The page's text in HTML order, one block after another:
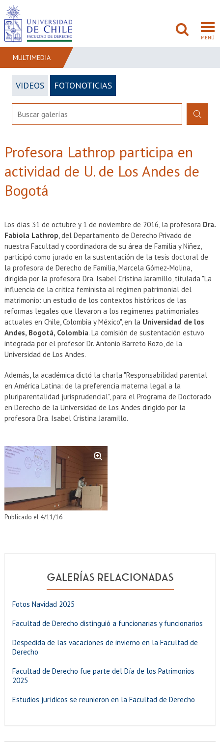
MENÚ
FACULTAD
ADMISIÓN
INVESTIGACIÓN
EXTENSIÓN
Académicos Estudiantes
Egresados Funcionarios
MULTIMEDIA
VIDEOS FOTONOTICIAS
Profesora Lathrop participa en
actividad de U. de Los Andes de
Bogotá
Los días 31 de octubre y 1 de noviembre de 2016, la profesora Dra.
Fabiola Lathrop, del Departamento de Derecho Privado de
nuestra Facultad y coordinadora de su área de Familia y Niñez,
participó como jurado en la sustentación de la tesis doctoral de
la profesora de Derecho de Familia, Marcela Gómez-Molina,
dirigida por la profesora Dra. Isabel Cristina Jaramillo, titulada "La
influencia de la crítica feminista al régimen patrimonial del
matrimonio: un estudio de los contextos históricos de las
reformas legales que llevaron a los regímenes patrimoniales
actuales en Chile, Colombia y México", en la Universidad de los
Andes, Bogotá, Colombia. La comisión de sustentación estuvo
integrada por el profesor Dr. Antonio Barreto Rozo, de la
Universidad de Los Andes.
Además, la académica dictó la charla "Responsabilidad parental
en América Latina: de la preferencia materna legal a la
pluriparentalidad jurisprudencial", para el Programa de Doctorado
en Derecho de la Universidad de Los Andes dirigido por la
profesora Dra. Isabel Cristina Jaramillo.
Zoom
Publicado el 4/11/16
GALERÍAS RELACIONADAS
Fotos Navidad 2025
Facultad de Derecho distinguió a funcionarias y funcionarios
Despedida de las vacaciones de invierno en la Facultad de
Derecho
Facultad de Derecho fue parte del Día de los Patrimonios
2025
Estudios jurídicos se reunieron en la Facultad de Derecho